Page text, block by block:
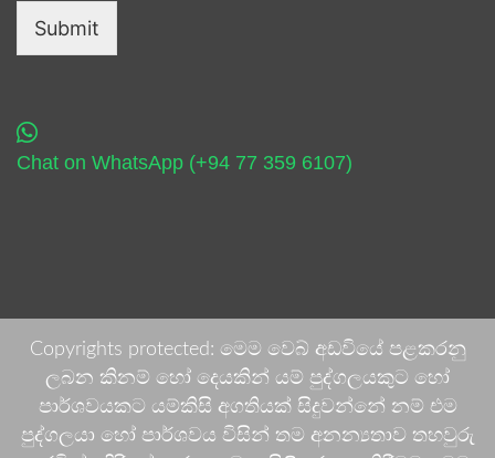
Submit
Chat on WhatsApp (+94 77 359 6107)
Copyrights protected: මෙම වෙබ් අඩවියේ පළකරනු
ලබන කිනම් හෝ දෙයකින් යම් පුද්ගලයකුට හෝ
පාර්ශවයකට යම්කිසි අගතියක් සිදුවන්නේ නම් එම
පුද්ගලයා හෝ පාර්ශවය විසින් තම අනන්‍යතාව තහවුරු